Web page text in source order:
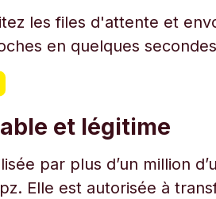
les files d'attente et
en quelques
et légitime
par plus d’un million
Elle est autorisée à